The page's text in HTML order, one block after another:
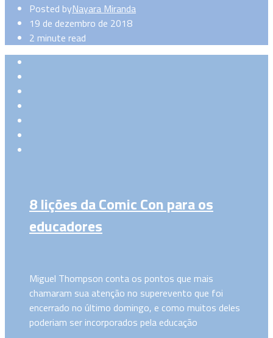
Posted byNayara Miranda
19 de dezembro de 2018
2 minute read
8 lições da Comic Con para os
educadores
Miguel Thompson conta os pontos que mais
chamaram sua atenção no superevento que foi
encerrado no último domingo, e como muitos deles
poderiam ser incorporados pela educação